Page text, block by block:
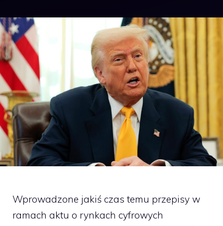
Wprowadzone jakiś czas temu przepisy w
ramach aktu o rynkach cyfrowych